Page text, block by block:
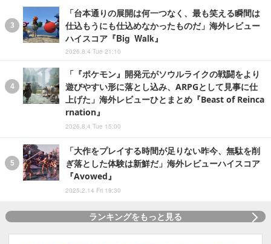
「台本通りの展開は何一つなく、最も笑える瞬間は
仕込もうにも仕込めなかったものだ」海外レビュー
ハイスコア『Big Walk』
2026.8.4 Tue 21:10
「『ポケモン』開発元がソウルライクの戦闘をより
遊びやすい形に落とし込み、ARPGとして見事に仕
上げた」海外レビューひとまとめ『Beast of Reinca
rnation』
2026.8.4 Tue 15:00
「大作をプレイする時間が足りない昨今、無駄を削
ぎ落とした体験は新鮮だ」海外レビューハイスコア
『Avowed』
2025.2.14 Fri 19:30
ランキングをもっと見る